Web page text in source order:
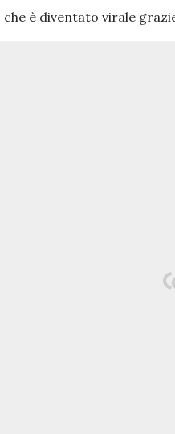
è diventato virale